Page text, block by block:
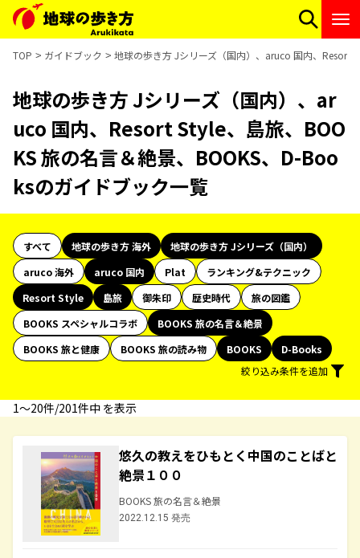
TOP ガイドブック 地球の歩き方 Jシリーズ（国内）、aruco 国内、Resort
地球の歩き方 Jシリーズ（国内）、ar
uco 国内、Resort Style、島旅、BOO
KS 旅の名言＆絶景、BOOKS、D-Boo
ksのガイドブック一覧
すべて 地球の歩き方 海外
地球の歩き方 Jシリーズ（国内）
aruco 海外
aruco 国内 Plat
ランキング&テクニック
Resort Style
島旅 御朱印 歴史時代
旅の図鑑
BOOKS スペシャルコラボ
BOOKS 旅の名言＆絶景
BOOKS 旅と健康
BOOKS 旅の読み物 BOOKS
D-Books
絞り込み条件を追加
1〜20件/201件中 を表示
悠久の教えをひもとく中国のことばと
絶景１００
BOOKS 旅の名言＆絶景
2022.12.15 発売